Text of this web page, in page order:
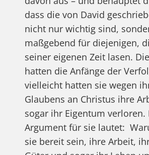
dass die von David
nicht nur wichtig sind,
maßgebend für diejenigen,
seiner eigenen Zeit lasen.
hatten die Anfänge der
vielleicht hatten sie wegen
Glaubens an Christus ihre
sogar ihr Eigentum verloren.
Argument für sie lautet:
sie bereit sein, ihre Arbeit,